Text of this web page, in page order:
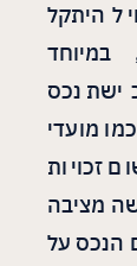
להיתקל
במיוחד
נכס
מועדי
זכויות
מציבה
הנכס על